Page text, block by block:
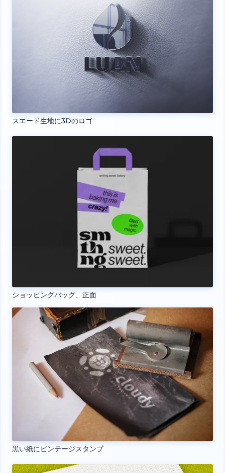
スエード生地に3Dのロゴ
ショッピングバッグ、正面
黒い紙にビンテージスタンプ